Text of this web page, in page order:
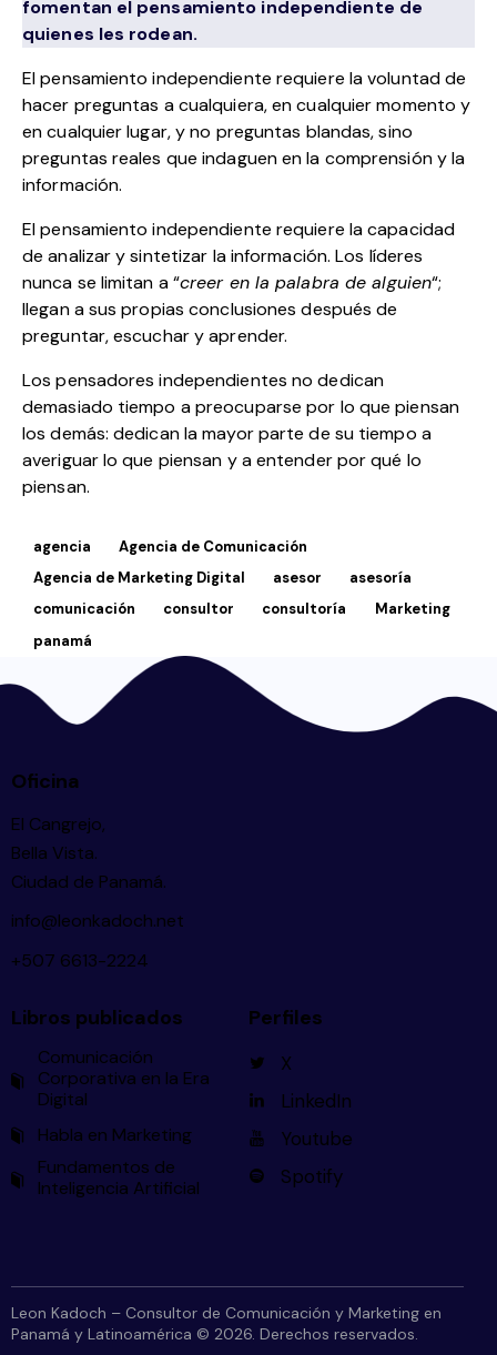
fomentan el pensamiento independiente de
quienes les rodean.
El pensamiento independiente requiere la voluntad de
hacer preguntas a cualquiera, en cualquier momento y
en cualquier lugar, y no preguntas blandas, sino
preguntas reales que indaguen en la comprensión y la
información.
El pensamiento independiente requiere la capacidad
de analizar y sintetizar la información. Los líderes
nunca se limitan a “creer en la palabra de alguien“;
llegan a sus propias conclusiones después de
preguntar, escuchar y aprender.
Los pensadores independientes no dedican
demasiado tiempo a preocuparse por lo que piensan
los demás: dedican la mayor parte de su tiempo a
averiguar lo que piensan y a entender por qué lo
piensan.
agencia
Agencia de Comunicación
Agencia de Marketing Digital
asesor
asesoría
comunicación
consultor consultoría
Marketing
panamá
Oficina
El Cangrejo,
Bella Vista.
Ciudad de Panamá.
info@leonkadoch.net
+507 6613-2224
Libros publicados
Comunicación
Corporativa en la Era
Digital
Habla en Marketing
Fundamentos de
Inteligencia Artificial
Perfiles
X
LinkedIn
Youtube
Spotify
Leon Kadoch – Consultor de Comunicación y Marketing en
Panamá y Latinoamérica © 2026. Derechos reservados.